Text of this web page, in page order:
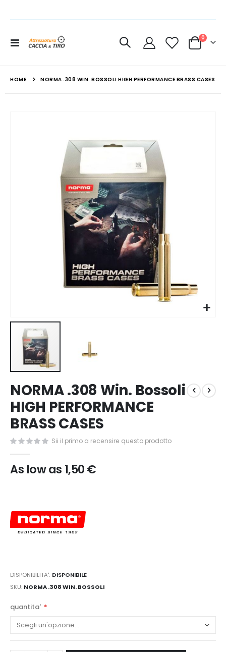
Toggle
Cart
0
HOME NORMA .308 WIN. BOSSOLI HIGH PERFORMANCE BRASS CASES
all'inizio
della
galleria
di
immagini
NORMA .308 Win. Bossoli
HIGH PERFORMANCE
BRASS CASES
Sii il primo a recensire questo prodotto
As low as 1,50 €
DISPONIBILITA': DISPONIBILE
SKU NORMA .308 WIN. BOSSOLI
quantita'